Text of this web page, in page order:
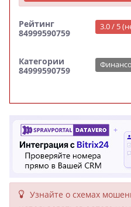
Рейтинг
84999590759
3.0 / 5
Категории
84999590759
Узнайте о схемах